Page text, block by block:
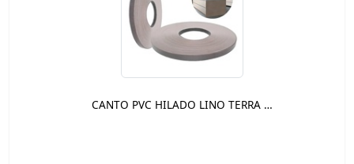
CANTO PVC HILADO LINO TERRA …